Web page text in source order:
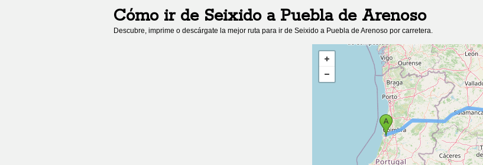
Cómo ir de Seixidoa Puebla de Arenoso
Descubre, imprime o descárgate la mejor ruta para ir de Seixido a Puebla de Arenoso por carretera.